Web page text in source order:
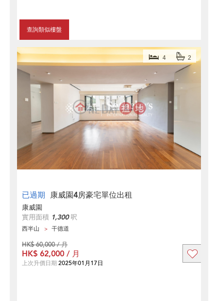
查詢類似樓盤
已過期 康威園4房豪宅單位出租
4 2
康威園
實用面積 1,300呎
西半山 干德道
HK$ 60,000 / 月
HK$ 62,000 / 月
上次升價日期 2025年01月17日